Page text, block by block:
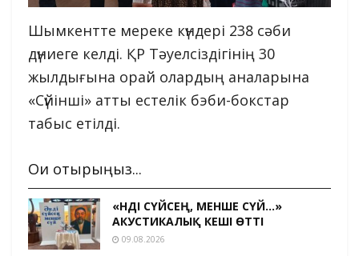
Шымкентте мереке күндері 238 сәби
дүниеге келді. ҚР Тәуелсіздігінің 30
жылдығына орай олардың аналарына
«Сүйінші» атты естелік бэби-бокстар
табыс етілді.
Оқи отырыңыз...
«ӘНДІ СҮЙСЕҢ, МЕНШЕ СҮЙ…»
АКУСТИКАЛЫҚ КЕШІ ӨТТІ
09.08.2026